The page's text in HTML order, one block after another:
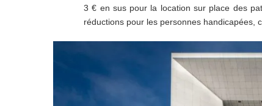
3 € en sus pour la location sur place des
réductions pour les personnes handicapées,